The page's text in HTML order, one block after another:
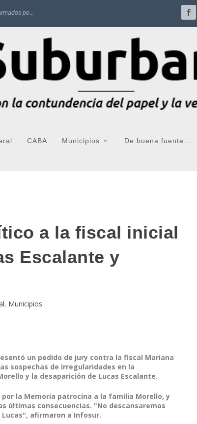
po...
CABA Municipios De buena fuente...
a la fiscal inicial
Escalante y
, Municipios
un pedido de jury contra la fiscal Mariana
sospechas de irregularidades en la
y la desaparición de Lucas Escalante.
la Memoria patrocina a la familia Morello, y
últimas consecuencias. "No descansaremos
afirmaron a Infosur.